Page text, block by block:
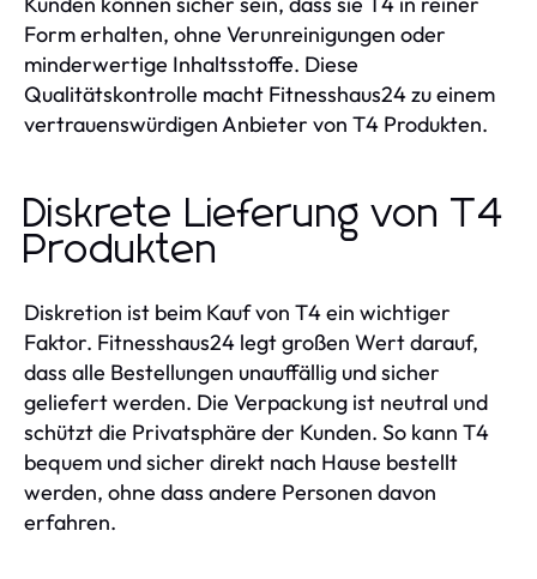
Form erhalten, ohne Verunreinigungen oder
minderwertige Inhaltsstoffe. Diese
Qualitätskontrolle macht Fitnesshaus24 zu einem
vertrauenswürdigen Anbieter von T4 Produkten.
Diskrete Lieferung von T4
Produkten
Diskretion ist beim Kauf von T4 ein wichtiger
Faktor. Fitnesshaus24 legt großen Wert darauf,
dass alle Bestellungen unauffällig und sicher
geliefert werden. Die Verpackung ist neutral und
schützt die Privatsphäre der Kunden. So kann T4
bequem und sicher direkt nach Hause bestellt
werden, ohne dass andere Personen davon
erfahren.